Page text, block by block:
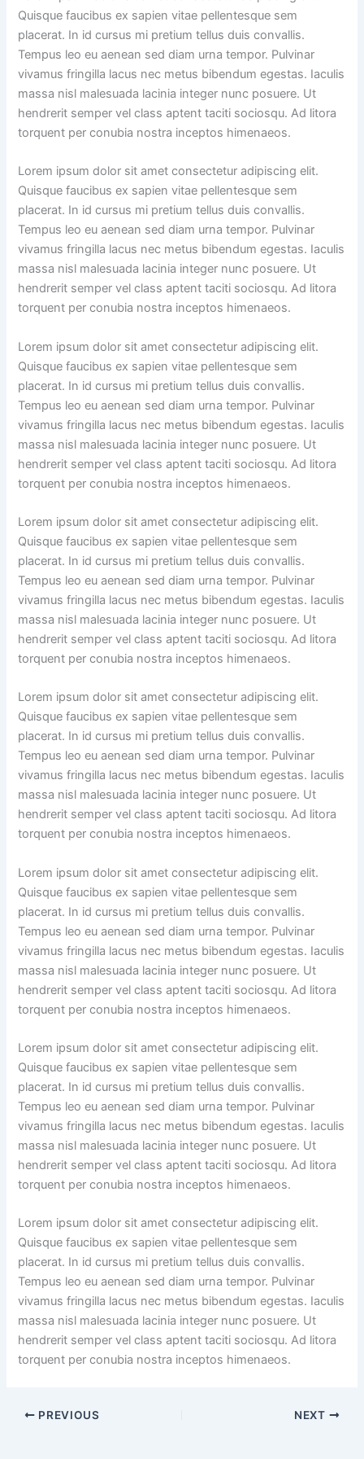
Quisque faucibus ex sapien vitae pellentesque sem
placerat. In id cursus mi pretium tellus duis convallis.
Tempus leo eu aenean sed diam urna tempor. Pulvinar
vivamus fringilla lacus nec metus bibendum egestas. Iaculis
massa nisl malesuada lacinia integer nunc posuere. Ut
hendrerit semper vel class aptent taciti sociosqu. Ad litora
torquent per conubia nostra inceptos himenaeos.
Lorem ipsum dolor sit amet consectetur adipiscing elit.
Quisque faucibus ex sapien vitae pellentesque sem
placerat. In id cursus mi pretium tellus duis convallis.
Tempus leo eu aenean sed diam urna tempor. Pulvinar
vivamus fringilla lacus nec metus bibendum egestas. Iaculis
massa nisl malesuada lacinia integer nunc posuere. Ut
hendrerit semper vel class aptent taciti sociosqu. Ad litora
torquent per conubia nostra inceptos himenaeos.
Lorem ipsum dolor sit amet consectetur adipiscing elit.
Quisque faucibus ex sapien vitae pellentesque sem
placerat. In id cursus mi pretium tellus duis convallis.
Tempus leo eu aenean sed diam urna tempor. Pulvinar
vivamus fringilla lacus nec metus bibendum egestas. Iaculis
massa nisl malesuada lacinia integer nunc posuere. Ut
hendrerit semper vel class aptent taciti sociosqu. Ad litora
torquent per conubia nostra inceptos himenaeos.
Lorem ipsum dolor sit amet consectetur adipiscing elit.
Quisque faucibus ex sapien vitae pellentesque sem
placerat. In id cursus mi pretium tellus duis convallis.
Tempus leo eu aenean sed diam urna tempor. Pulvinar
vivamus fringilla lacus nec metus bibendum egestas. Iaculis
massa nisl malesuada lacinia integer nunc posuere. Ut
hendrerit semper vel class aptent taciti sociosqu. Ad litora
torquent per conubia nostra inceptos himenaeos.
Lorem ipsum dolor sit amet consectetur adipiscing elit.
Quisque faucibus ex sapien vitae pellentesque sem
placerat. In id cursus mi pretium tellus duis convallis.
Tempus leo eu aenean sed diam urna tempor. Pulvinar
vivamus fringilla lacus nec metus bibendum egestas. Iaculis
massa nisl malesuada lacinia integer nunc posuere. Ut
hendrerit semper vel class aptent taciti sociosqu. Ad litora
torquent per conubia nostra inceptos himenaeos.
Lorem ipsum dolor sit amet consectetur adipiscing elit.
Quisque faucibus ex sapien vitae pellentesque sem
placerat. In id cursus mi pretium tellus duis convallis.
Tempus leo eu aenean sed diam urna tempor. Pulvinar
vivamus fringilla lacus nec metus bibendum egestas. Iaculis
massa nisl malesuada lacinia integer nunc posuere. Ut
hendrerit semper vel class aptent taciti sociosqu. Ad litora
torquent per conubia nostra inceptos himenaeos.
Lorem ipsum dolor sit amet consectetur adipiscing elit.
Quisque faucibus ex sapien vitae pellentesque sem
placerat. In id cursus mi pretium tellus duis convallis.
Tempus leo eu aenean sed diam urna tempor. Pulvinar
vivamus fringilla lacus nec metus bibendum egestas. Iaculis
massa nisl malesuada lacinia integer nunc posuere. Ut
hendrerit semper vel class aptent taciti sociosqu. Ad litora
torquent per conubia nostra inceptos himenaeos.
Lorem ipsum dolor sit amet consectetur adipiscing elit.
Quisque faucibus ex sapien vitae pellentesque sem
placerat. In id cursus mi pretium tellus duis convallis.
Tempus leo eu aenean sed diam urna tempor. Pulvinar
vivamus fringilla lacus nec metus bibendum egestas. Iaculis
massa nisl malesuada lacinia integer nunc posuere. Ut
hendrerit semper vel class aptent taciti sociosqu. Ad litora
torquent per conubia nostra inceptos himenaeos.
PREVIOUS NEXT